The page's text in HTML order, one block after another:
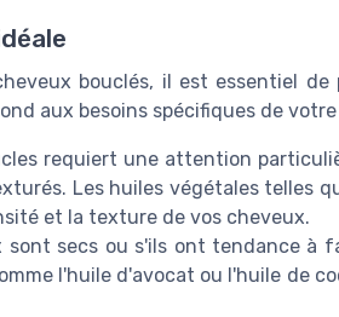
bouclés, il est essentiel de
aux besoins spécifiques de
requiert une attention
Les huiles végétales telles
et la texture de vos cheveux.
sont secs ou s'ils ont tendance à
l'huile d'avocat ou l'huile de